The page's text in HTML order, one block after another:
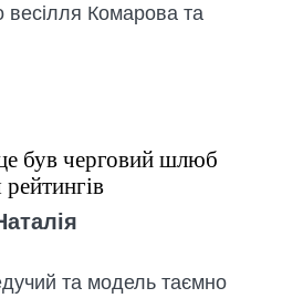
весілля Комарова та
був черговий шлюб
рейтингів
та модель таємно